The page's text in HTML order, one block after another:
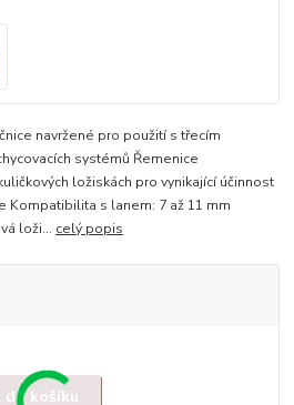
navržené pro použití s ​​třecím
systémů Řemenice
ložiskách pro vynikající účinnost
Kompatibilita s lanem: 7 až 11 mm
loži... celý popis
do košíku